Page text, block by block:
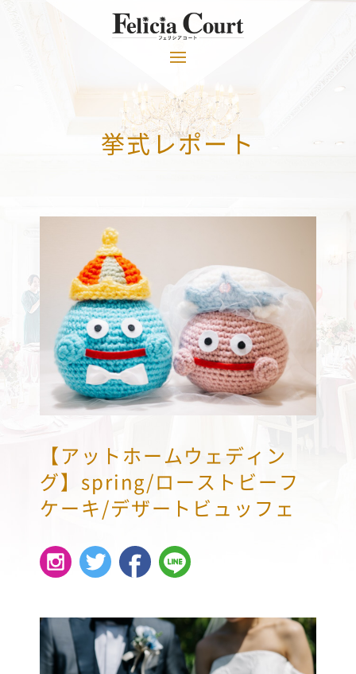
挙式レポート
【アットホームウェディン
グ】spring/ローストビーフ
ケーキ/デザートビュッフェ